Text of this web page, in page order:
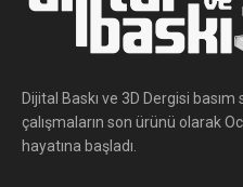
Dijital Baskı ve 3D Dergisi
çalışmaların son ürünü olarak
hayatına başladı.